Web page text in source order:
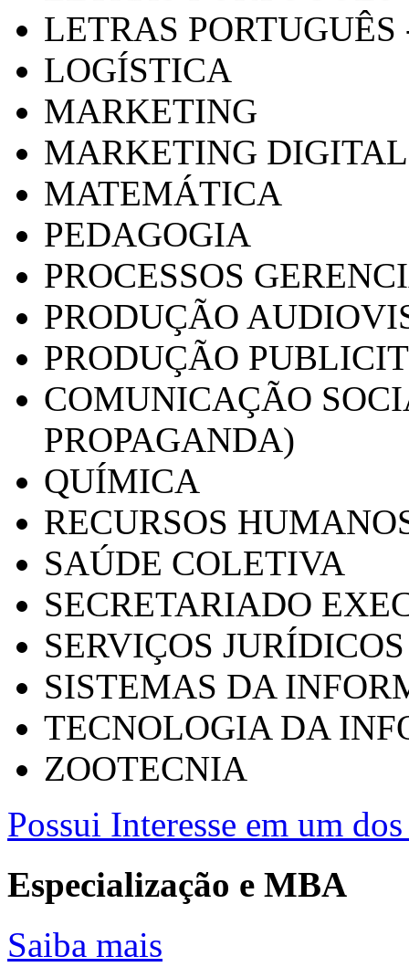
LETRAS PORTUGUÊS
LOGÍSTICA
MARKETING
MARKETING DIGITAL
MATEMÁTICA
PEDAGOGIA
PROCESSOS
PRODUÇÃO
PRODUÇÃO
COMUNICAÇÃO
PROPAGANDA)
QUÍMICA
RECURSOS
SAÚDE COLETIVA
SECRETARIADO
SERVIÇOS
SISTEMAS DA
TECNOLOGIA DA
ZOOTECNIA
Possui Interesse em um
Especialização e MBA
Saiba mais